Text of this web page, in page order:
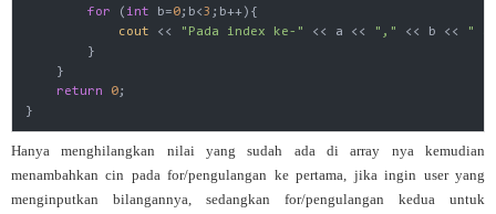
for ( int b=0;b<3 ;b++){
cout << "Pada index ke-" << a << "," << b <<
"
        }
    }
return
0;
Hanya menghilangkan nilai yang sudah ada di array nya kemudian
menambahkan cin pada for/pengulangan ke pertama, jika ingin user yang
menginputkan bilangannya, sedangkan for/pengulangan kedua untuk